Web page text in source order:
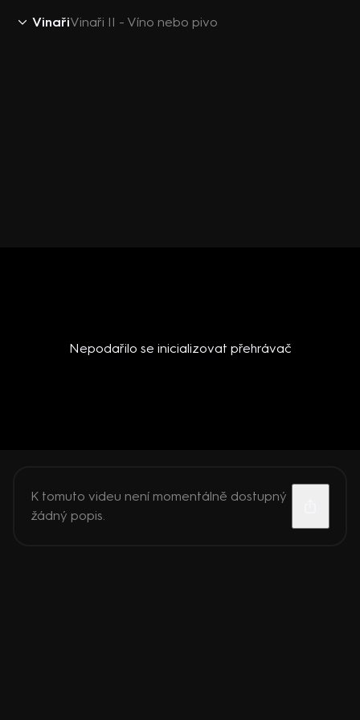
VinařiVinaři II - Víno nebo pivo
Nepodařilo se inicializovat přehrávač
K tomuto videu není momentálně dostupný
žádný popis.